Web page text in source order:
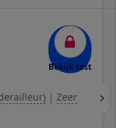
Bekijk test
| Zeer